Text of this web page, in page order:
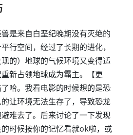
是来自白垩纪晚期没有灭绝的
行空间，经过了长期的进化，
的）地球的气候环境又变得适
新占领地球成为霸主。【更
哈。我看电影的时候想的是恐
让环境无法生存了，导致恐龙
难去了。后来讨论了一下发现
时候按你的记忆看就ok啦，或